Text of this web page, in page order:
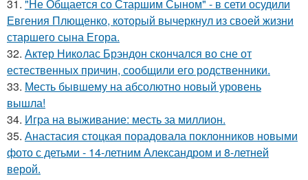
31. "Не Общается со Старшим Сыном" - в сети осудили
Евгения Плющенко, который вычеркнул из своей жизни
старшего сына Егора.
32. Актер Николас Брэндон скончался во сне от
естественных причин, сообщили его родственники.
33. Месть бывшему на абсолютно новый уровень
вышла!
34. Игра на выживание: месть за миллион.
35. Анастасия стоцкая порадовала поклонников новыми
фото с детьми - 14-летним Александром и 8-летней
верой.